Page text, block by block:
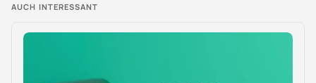
AUCH INTERESSANT